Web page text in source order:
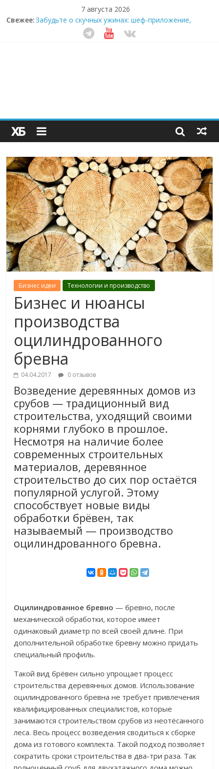
7 августа 2026
Свежее:Секрет супергидратации: почему кокосовая вода с
пребиотиками становится главным трендом
здорового питания
Как простая наклейка заставляет миллионы людей
не забывать о самом важном креме этим летом
Бизнес идеи Технологии и производство
Бизнес и нюансы
производства
оцилиндрованного
бревна
04.04.2017 0 отзывов
Возведение деревянных домов из
срубов — традиционный вид
строительства, уходящий своими
корнями глубоко в прошлое.
Несмотря на наличие более
современных строительных
материалов, деревянное
строительство до сих пор остаётся
популярной услугой. Этому
способствует новые виды
обработки брёвен, так
называемый — производство
оцилиндрованного бревна.
Оцилиндрованное бревно — бревно, после
механической обработки, которое имеет
одинаковый диаметр по всей своей длине. При
дополнительной обработке бревну можно придать
специальный профиль.
Такой вид брёвен сильно упрощает процесс
строительства деревянных домов. Использование
оцилиндрованного бревна не требует привлечения
квалифицированных специалистов, которые
занимаются строительством срубов из неотёсанного
леса. Весь процесс возведения сводиться к сборке
дома из готового комплекта. Такой подход позволяет
сократить сроки строительства в два-три раза. Так